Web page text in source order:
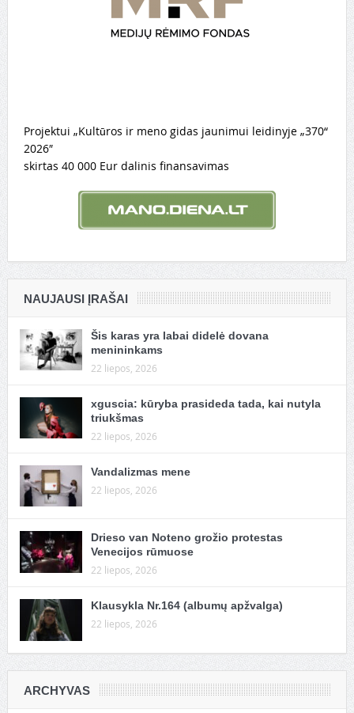
Projektui „Kultūros ir meno gidas jaunimui leidinyje „370“
2026″
skirtas 40 000 Eur dalinis finansavimas
NAUJAUSI ĮRAŠAI
Šis karas yra labai didelė dovana
menininkams
22 liepos, 2026
xguscia: kūryba prasideda tada, kai nutyla
triukšmas
22 liepos, 2026
Vandalizmas mene
22 liepos, 2026
Drieso van Noteno grožio protestas
Venecijos rūmuose
22 liepos, 2026
Klausykla Nr.164 (albumų apžvalga)
22 liepos, 2026
ARCHYVAS